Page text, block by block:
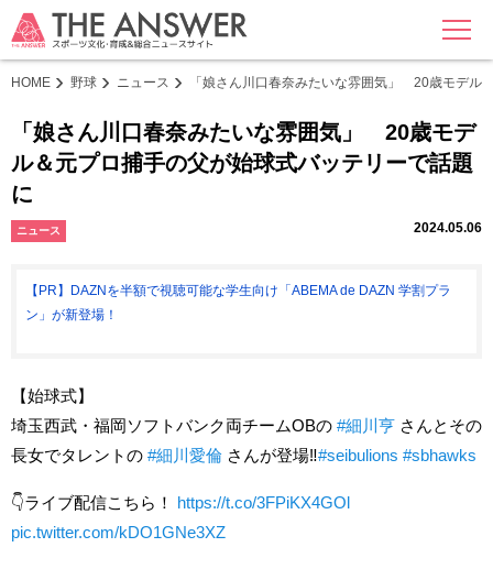
MENU
HOME 野球 ニュース 「娘さん川口春奈みたいな雰囲気」 20歳モデル
「娘さん川口春奈みたいな雰囲気」 20歳モデ
ル＆元プロ捕手の父が始球式バッテリーで話題
に
ニュース 2024.05.06
【PR】DAZNを半額で視聴可能な学生向け「ABEMA de DAZN 学割プラ
ン」が新登場！
【始球式】
埼玉西武・福岡ソフトバンク両チームOBの #細川亨 さんとその
長女でタレントの #細川愛倫 さんが登場‼️#seibulions #sbhawks
👇ライブ配信こちら！ https://t.co/3FPiKX4GOl
pic.twitter.com/kDO1GNe3XZ